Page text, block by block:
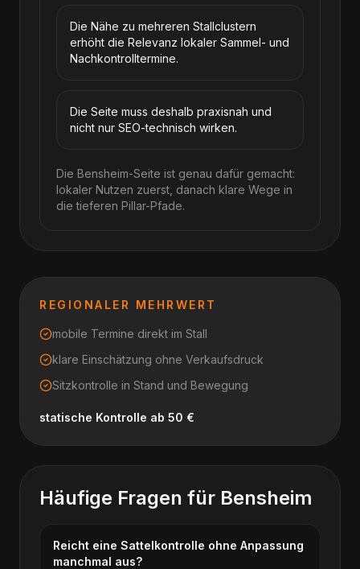
Die Nähe zu mehreren Stallclustern
erhöht die Relevanz lokaler Sammel- und
Nachkontrolltermine.
Die Seite muss deshalb praxisnah und
nicht nur SEO-technisch wirken.
Die Bensheim-Seite ist genau dafür gemacht:
lokaler Nutzen zuerst, danach klare Wege in
die tieferen Pillar-Pfade.
REGIONALER MEHRWERT
mobile Termine direkt im Stall
klare Einschätzung ohne Verkaufsdruck
Sitzkontrolle in Stand und Bewegung
statische Kontrolle ab 50 €
Häufige Fragen für Bensheim
Reicht eine Sattelkontrolle ohne Anpassung
manchmal aus?